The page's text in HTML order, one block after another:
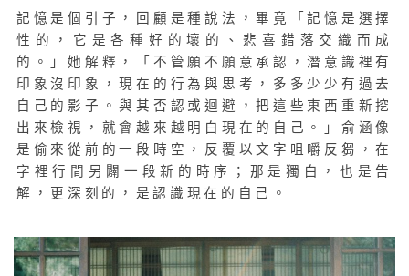
記憶是個引子，回顧是種說法，畢竟「記憶是選擇
性的，它是各種好的壞的、悲喜錯落交織而成
的。」她解釋，「不管願不願意承認，潛意識裡有
印象沒印象，現在的行為與思考，多多少少有過去
自己的影子。與其否認或迴避，把這些東西重新挖
出來檢視，就會越來越明白現在的自己。」俞涵像
是偷來從前的一段時空，反覆以文字咀嚼反芻，在
字裡行間另闢一段新的時序；那是獨白，也是告
解，更深刻的，是認識現在的自己。